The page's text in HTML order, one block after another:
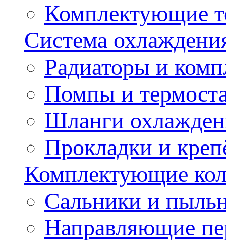
Комплектующие
Система
Радиаторы и
Помпы и
Шланги
Прокладки и
Комплектующие
Сальники и
Направляющие